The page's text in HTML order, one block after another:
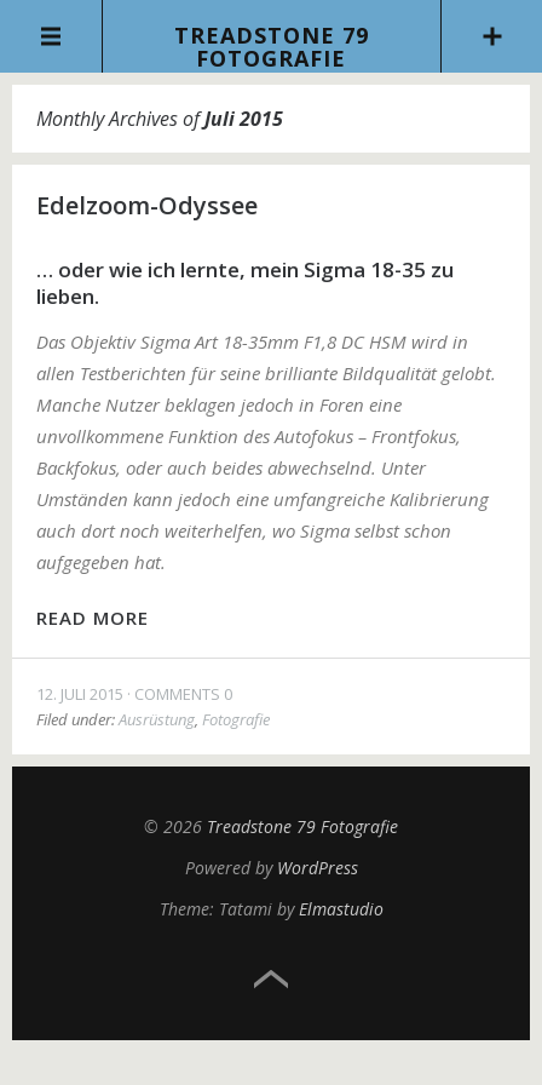
TREADSTONE 79
FOTOGRAFIE
Monthly Archives ofJuli 2015
Edelzoom-Odyssee
… oder wie ich lernte, mein Sigma 18-35 zu
lieben.
Das Objektiv Sigma Art 18-35mm F1,8 DC HSM wird in
allen Testberichten für seine brilliante Bildqualität gelobt.
Manche Nutzer beklagen jedoch in Foren eine
unvollkommene Funktion des Autofokus – Frontfokus,
Backfokus, oder auch beides abwechselnd. Unter
Umständen kann jedoch eine umfangreiche Kalibrierung
auch dort noch weiterhelfen, wo Sigma selbst schon
aufgegeben hat.
READ MORE
12. JULI 2015
COMMENTS 0
Filed under:Ausrüstung, Fotografie
© 2026 Treadstone 79 Fotografie
Powered by WordPress
Theme: Tatami byElmastudio